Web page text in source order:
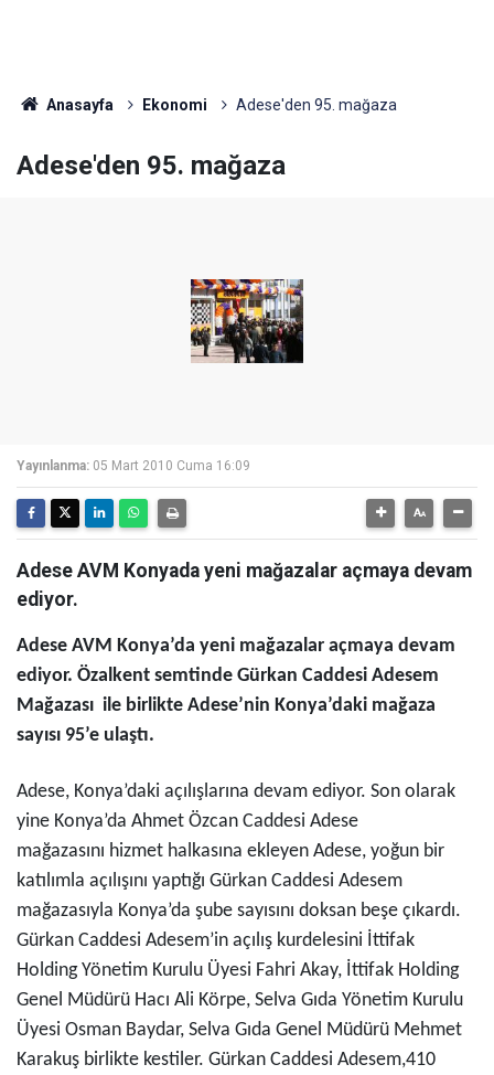
Anasayfa Ekonomi Adese'den 95. mağaza
Adese'den 95. mağaza
Yayınlanma: 05 Mart 2010 Cuma 16:09
Adese AVM Konyada yeni mağazalar açmaya devam
ediyor.
Adese AVM Konya’da yeni mağazalar açmaya devam
ediyor. Özalkent semtinde Gürkan Caddesi Adesem
Mağazası ile birlikte Adese’nin Konya’daki mağaza
sayısı 95’e ulaştı.
Adese, Konya’daki açılışlarına devam ediyor. Son olarak
yine Konya’da Ahmet Özcan Caddesi Adese
mağazasını hizmet halkasına ekleyen Adese, yoğun bir
katılımla açılışını yaptığı Gürkan Caddesi Adesem
mağazasıyla Konya’da şube sayısını doksan beşe çıkardı.
Gürkan Caddesi Adesem’in açılış kurdelesini İttifak
Holding Yönetim Kurulu Üyesi Fahri Akay, İttifak Holding
Genel Müdürü Hacı Ali Körpe, Selva Gıda Yönetim Kurulu
Üyesi Osman Baydar, Selva Gıda Genel Müdürü Mehmet
Karakuş birlikte kestiler. Gürkan Caddesi Adesem,410